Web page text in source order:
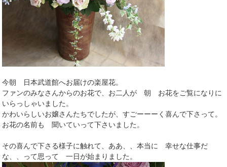
今朝 日本武道館へお届けの楽屋花。
ファンのみなさんからのお花で、お二人が 朝 お花をご覧になりに
いらっしゃいました。
かわいらしいお嬢さんたちでしたが、すごーーーく喜んで下さって。
お花の名前も 聞いていって下さいました。
その喜んで下さる様子に触れて、ああ、、本当に 幸せな仕事だ
な、、って思って 一日が始まりました。